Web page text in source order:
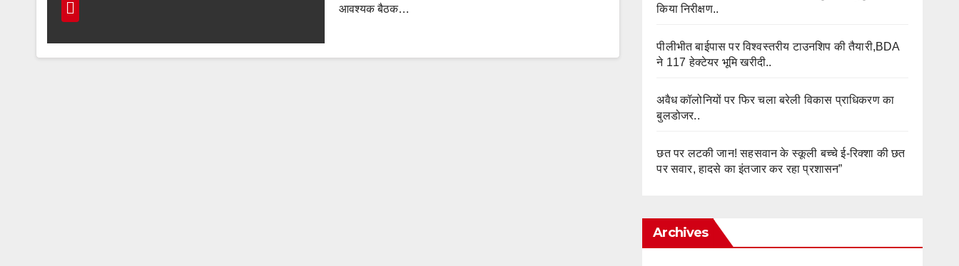
आवश्यक बैठक…
किया निरीक्षण..
पीलीभीत बाईपास पर विश्वस्तरीय टाउनशिप की तैयारी,BDA
ने 117 हेक्टेयर भूमि खरीदी..
अवैध कॉलोनियों पर फिर चला बरेली विकास प्राधिकरण का
बुलडोजर..
छत पर लटकी जान! सहसवान के स्कूली बच्चे ई-रिक्शा की छत
पर सवार, हादसे का इंतजार कर रहा प्रशासन”
Archives